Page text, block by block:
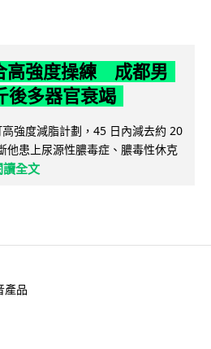
高強度操練 成都男
後多器官衰竭
強度減脂計劃，45 日內減去約 20
他患上尿源性膿毒症、膿毒性休克
讀全文
產品